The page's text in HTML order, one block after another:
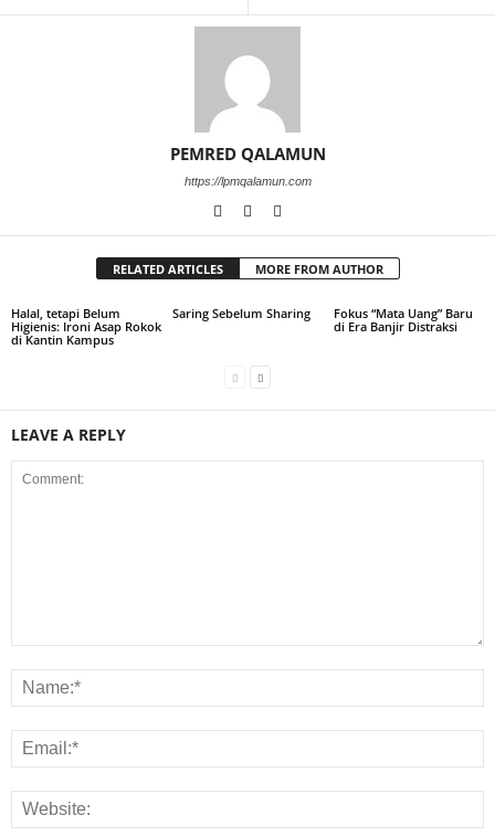
PEMRED QALAMUN
https://lpmqalamun.com
RELATED ARTICLES MORE FROM AUTHOR
Halal, tetapi Belum
Higienis: Ironi Asap Rokok
di Kantin Kampus
Saring Sebelum Sharing
Fokus “Mata Uang” Baru
di Era Banjir Distraksi
LEAVE A REPLY